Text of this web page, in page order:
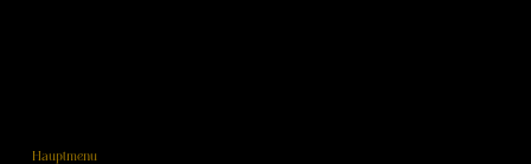
Hauptmenu